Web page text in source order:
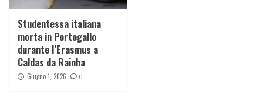
Studentessa italiana
morta in Portogallo
durante l’Erasmus a
Caldas da Rainha
Giugno 1, 2026 0